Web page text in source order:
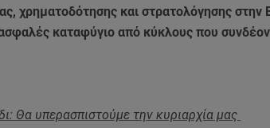
χρηματοδότησης και στρατολόγησης στην
καταφύγιο από κύκλους που
Θα υπερασπιστούμε την κυριαρχία μας